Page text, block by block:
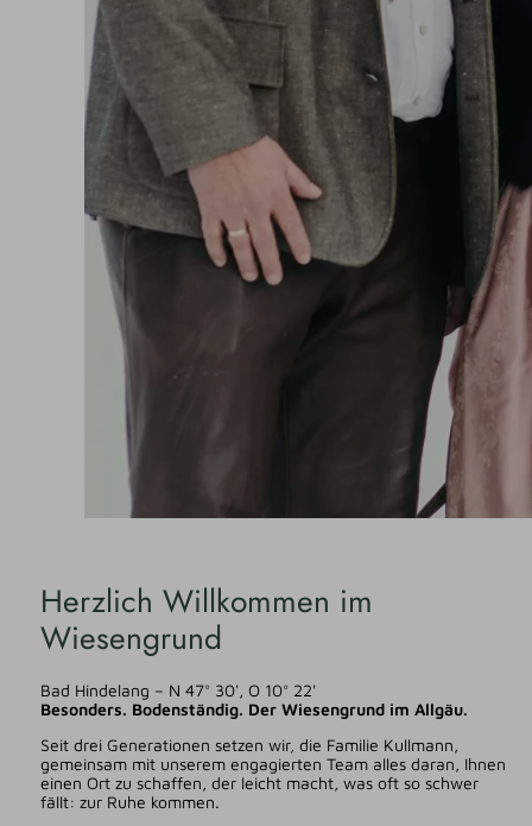
Herzlich Willkommen im
Wiesengrund
Bad Hindelang – N 47° 30', O 10° 22'
Besonders. Bodenständig. Der Wiesengrund im Allgäu.
Seit drei Generationen setzen wir, die Familie Kullmann,
gemeinsam mit unserem engagierten Team alles daran, Ihnen
einen Ort zu schaffen, der leicht macht, was oft so schwer
fällt: zur Ruhe kommen.